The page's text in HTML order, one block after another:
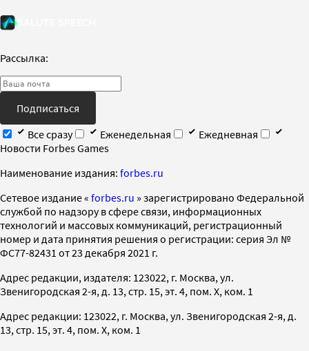
Рассылка:
Подписаться
Все сразу
Еженедельная
Ежедневная
Новости Forbes Games
Наименование издания: forbes.ru
Cетевое издание « forbes.ru » зарегистрировано Федеральной
службой по надзору в сфере связи, информационных
технологий и массовых коммуникаций, регистрационный
номер и дата принятия решения о регистрации: серия Эл №
ФС77-82431 от 23 декабря 2021 г.
Адрес редакции, издателя: 123022, г. Москва, ул.
Звенигородская 2-я, д. 13, стр. 15, эт. 4, пом. X, ком. 1
Адрес редакции: 123022, г. Москва, ул. Звенигородская 2-я, д.
13, стр. 15, эт. 4, пом. X, ком. 1